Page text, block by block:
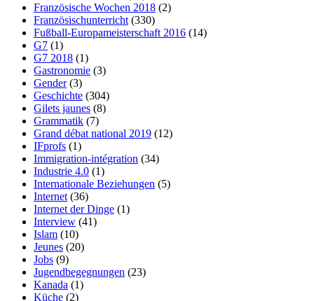
Französische Wochen 2018 (2)
Französischunterricht (330)
Fußball-Europameisterschaft 2016 (14)
G7 (1)
G7 2018 (1)
Gastronomie (3)
Gender(3)
Geschichte (304)
Gilets jaunes (8)
Grammatik (7)
Grand débat national 2019 (12)
IFprofs (1)
Immigration-intégration (34)
Industrie 4.0 (1)
Internationale Beziehungen (5)
Internet (36)
Internet der Dinge (1)
Interview (41)
Islam (10)
Jeunes (20)
Jobs (9)
Jugendbegegnungen (23)
Kanada (1)
Küche (2)